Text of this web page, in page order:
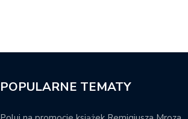
POPULARNE TEMATY